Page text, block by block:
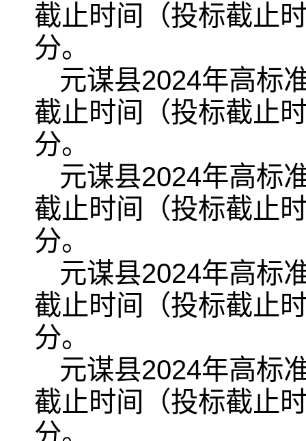
截止时间（投标截止
分。
元谋县2024年高标
截止时间（投标截止
分。
元谋县2024年高标
截止时间（投标截止
分。
元谋县2024年高标
截止时间（投标截止
分。
元谋县2024年高标
截止时间（投标截止
分。